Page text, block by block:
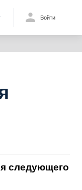
Войти
следующего